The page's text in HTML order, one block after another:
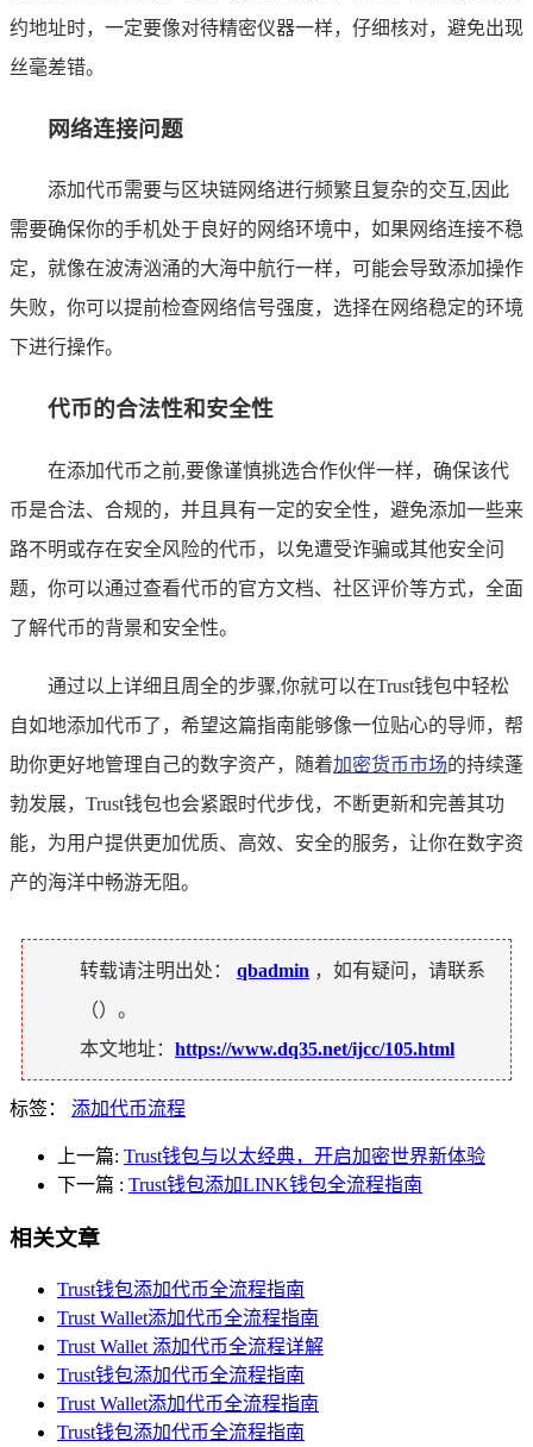
约地址时，一定要像对待精密仪器一样，仔细核对，避免出现
丝毫差错。
网络连接问题
添加代币需要与区块链网络进行频繁且复杂的交互,因此
需要确保你的手机处于良好的网络环境中，如果网络连接不稳
定，就像在波涛汹涌的大海中航行一样，可能会导致添加操作
失败，你可以提前检查网络信号强度，选择在网络稳定的环境
下进行操作。
代币的合法性和安全性
在添加代币之前,要像谨慎挑选合作伙伴一样，确保该代
币是合法、合规的，并且具有一定的安全性，避免添加一些来
路不明或存在安全风险的代币，以免遭受诈骗或其他安全问
题，你可以通过查看代币的官方文档、社区评价等方式，全面
了解代币的背景和安全性。
通过以上详细且周全的步骤,你就可以在Trust钱包中轻松
自如地添加代币了，希望这篇指南能够像一位贴心的导师，帮
助你更好地管理自己的数字资产，随着加密货币市场的持续蓬
勃发展，Trust钱包也会紧跟时代步伐，不断更新和完善其功
能，为用户提供更加优质、高效、安全的服务，让你在数字资
产的海洋中畅游无阻。
转载请注明出处： qbadmin ，如有疑问，请联系
（）。
本文地址： https://www.dq35.net/ijcc/105.html
标签： 添加代币流程
上一篇: Trust钱包与以太经典，开启加密世界新体验
下一篇 : Trust钱包添加LINK钱包全流程指南
相关文章
Trust钱包添加代币全流程指南
Trust Wallet添加代币全流程指南
Trust Wallet 添加代币全流程详解
Trust钱包添加代币全流程指南
Trust Wallet添加代币全流程指南
Trust钱包添加代币全流程指南